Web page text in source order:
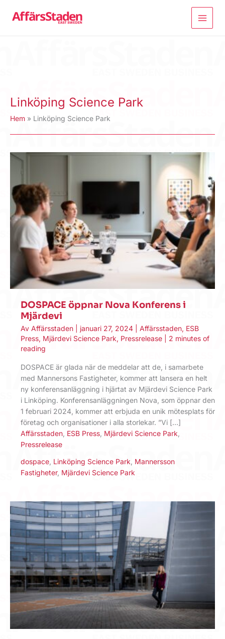
Linköping Science Park
Hem Linköping Science Park
DOSPACE öppnar Nova Konferens i
Mjärdevi
Av Affärsstaden januari 27, 2024 Affärsstaden, ESB
Press, Mjärdevi Science Park, Pressrelease
2 minutes of
reading
DOSPACE är glada när de meddelar att de, i samarbete
med Mannersons Fastigheter, kommer att lansera en helt
ny konferensanläggning i hjärtat av Mjärdevi Science Park
i Linköping. Konferensanläggningen Nova, som öppnar den
1 februari 2024, kommer att erbjuda en unik mötesplats för
företag och organisationer i alla storlekar. ”Vi […]
Affärsstaden ESB Press Mjärdevi Science Park
Pressrelease
dospace Linköping Science Park Mannersson
Fastigheter, Mjärdevi Science Park